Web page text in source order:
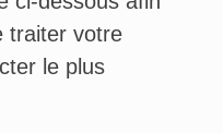
traiter votre
le plus